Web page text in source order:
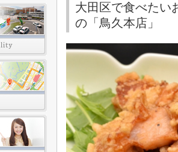
大田区で食べたい
の「鳥久本店」